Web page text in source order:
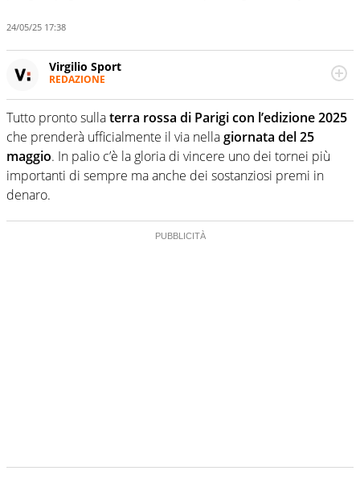
24/05/25 17:38
Virgilio Sport
REDAZIONE
appassionato su tutto il mondo dello sport. Calcio,
calciomercato, F1, Motomondiale ma anche tennis,
volley, basket: su Virgilio Sport i tifosi e gli appassionati
sanno che troveranno sempre copertura completa e
zero faziosità. La squadra di Virgilio Sport è formata da
giornalisti ed esperti di sport abili sia nel gioco di
rimessa quando intercettano le notizie e le rilanciano
creano contenuti 100% originali ed esclusivi.
Tutto pronto sullaterra rossa di Parigi con l’edizione 2025
che prenderà ufficialmente il via nellagiornata del 25
maggio. In palio c’è la gloria di vincere uno dei tornei più
importanti di sempre ma anche dei sostanziosi premi in
denaro.